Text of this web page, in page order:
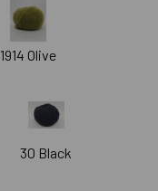
1914 Olive
30 Black